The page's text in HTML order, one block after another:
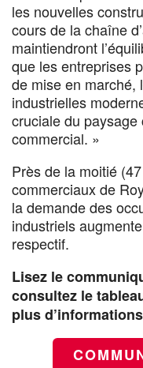
les nouvelles
cours de la chaîne
maintiendront
que les entreprises
de mise en marché,
industrielles
cruciale du paysage
commercial. »
Près de la moitié
commerciaux de
la demande des
industriels
respectif.
Lisez le
consultez le
plus